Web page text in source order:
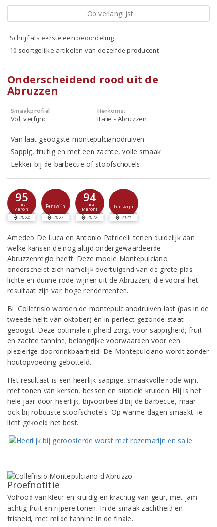
Op verlanglijst
Schrijf als eerste een beoordeling
10 soortgelijke artikelen van dezelfde producent
Onderscheidend rood uit de
Abruzzen
Smaakprofiel
Vol, verfijnd
Herkomst
Italië - Abruzzen
Van laat geoogste montepulcianodruiven
Sappig, fruitig en met een zachte, volle smaak
Lekker bij de barbecue of stoofschotels
95
Luca
Maroni
2024
Perswijn
2022
94
Luca
Maroni
2022
Perswijn
2021
Amedeo De Luca en Antonio Patricelli tonen duidelijk aan
welke kansen de nog altijd ondergewaardeerde
Abruzzenregio heeft. Deze mooie Montepulciano
onderscheidt zich namelijk overtuigend van de grote plas
lichte en dunne rode wijnen uit de Abruzzen, die vooral het
resultaat zijn van hoge rendementen.
Bij Collefrisio worden de montepulcianodruiven laat (pas in de
tweede helft van oktober) én in perfect gezonde staat
geoogst. Deze optimale rijpheid zorgt voor sappigheid, fruit
en zachte tannine; belangrijke voorwaarden voor een
plezierige doordrinkbaarheid. De Montepulciano wordt zonder
houtopvoeding gebotteld.
Het resultaat is een heerlijk sappige, smaakvolle rode wijn,
met tonen van kersen, bessen en subtiele kruiden. Hij is het
hele jaar door heerlijk, bijvoorbeeld bij de barbecue, maar
ook bij robuuste stoofschotels. Op warme dagen smaakt 'ie
licht gekoeld het best.
Proefnotitie
Volrood van kleur en kruidig en krachtig van geur, met jam-
achtig fruit en rijpere tonen. In de smaak zachtheid en
frisheid, met milde tannine in de finale.